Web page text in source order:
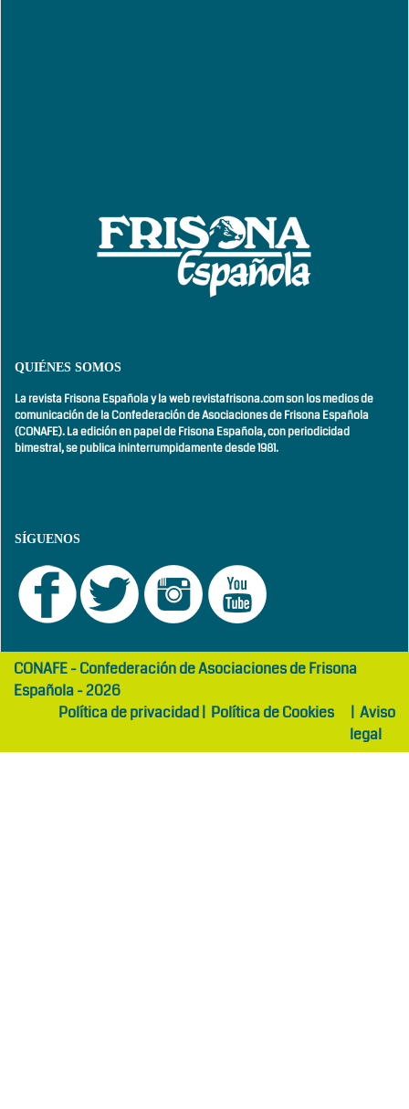
QUIÉNES SOMOS
La revista Frisona Española y la web revistafrisona.com son los medios de
comunicación de la Confederación de Asociaciones de Frisona Española
(CONAFE). La edición en papel de Frisona Española, conperiodicidad
bimestral,se publica ininterrumpidamente desde 1981.
SÍGUENOS
girls
abaya
maltepe
otelCONAFE - Confederación de Asociaciones de Frisona
Española - 2026
Política de privacidad| Política de Cookies | Aviso
legal